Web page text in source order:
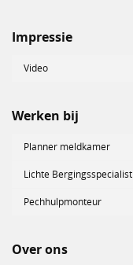
Impressie
Video
Werken bij
Planner meldkamer
Lichte Bergingsspecialist
Pechhulpmonteur
Over ons